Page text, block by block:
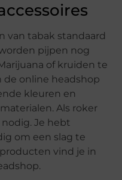
van tabak standaard
pijpen nog
of kruiden te
de online headshop
kleuren en
Als roker
Je hebt
om een slag te
vind je in